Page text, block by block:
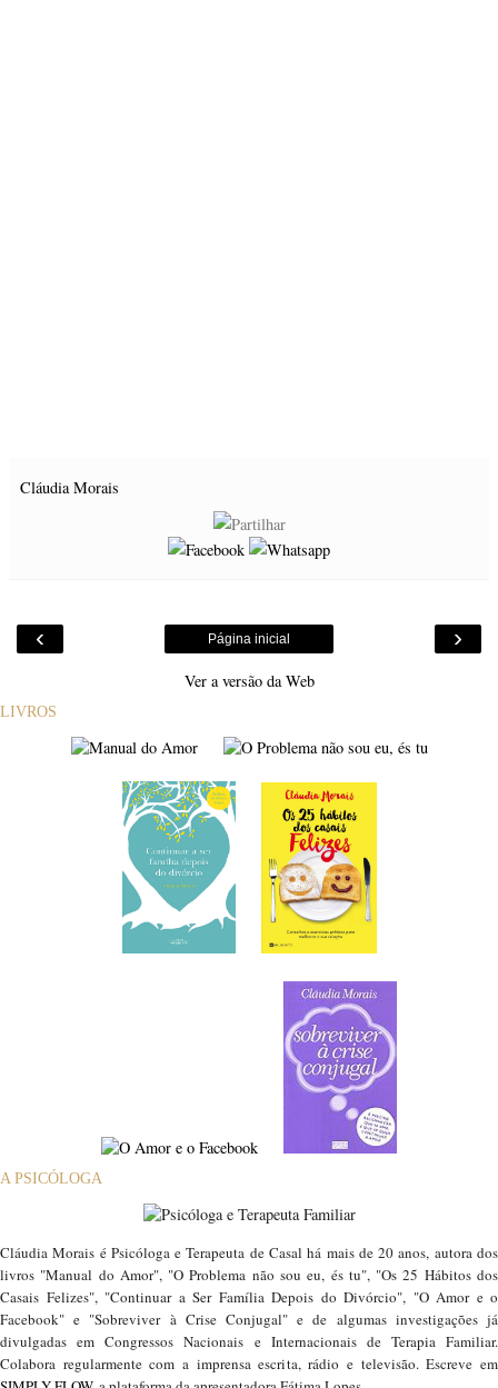
Cláudia Morais
‹ ›
Página inicial
Ver a versão da Web
LIVROS
A PSICÓLOGA
Cláudia Morais é Psicóloga e Terapeuta de Casal há mais de 20 anos, autora dos
livros "Manual do Amor", "O Problema não sou eu, és tu", "Os 25 Hábitos dos
Casais Felizes", "Continuar a Ser Família Depois do Divórcio", "O Amor e o
Facebook" e "Sobreviver à Crise Conjugal" e de algumas investigações já
divulgadas em Congressos Nacionais e Internacionais de Terapia Familiar.
Colabora regularmente com a imprensa escrita, rádio e televisão. Escreve em